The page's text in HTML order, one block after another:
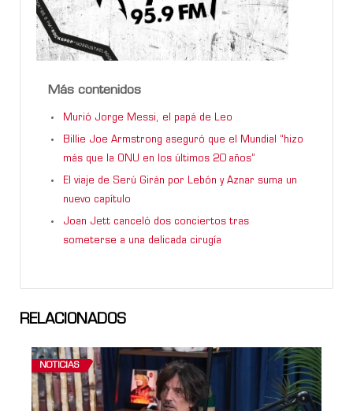
Más contenidos
Murió Jorge Messi, el papá de Leo
Billie Joe Armstrong aseguró que el Mundial “hizo
más que la ONU en los últimos 20 años”
El viaje de Serú Girán por Lebón y Aznar suma un
nuevo capítulo
Joan Jett canceló dos conciertos tras
someterse a una delicada cirugía
RELACIONADOS
NOTICIAS